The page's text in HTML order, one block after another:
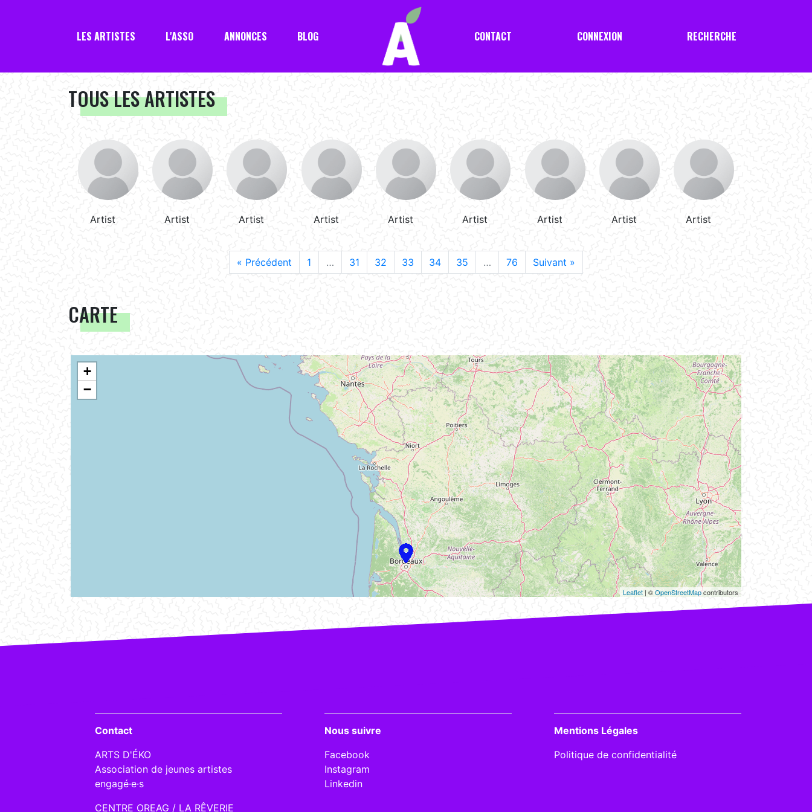
LES ARTISTES L'ASSO ANNONCES BLOG CONTACT CONNEXION RECHERCHE
TOUS LES ARTISTES
Artist Artist Artist Artist Artist Artist Artist Artist Artist
« Précédent 1 … 31 32 33 34 35 … 76 Suivant »
CARTE
+
−
Leaflet | ©OpenStreetMapcontributors
Contact
ARTS D'ÉKO
Association de jeunes artistes
engagé·e·s
CENTRE OREAG / LA RÊVERIE
Nous suivre
Facebook
Instagram
Linkedin
Mentions Légales
Politique de confidentialité